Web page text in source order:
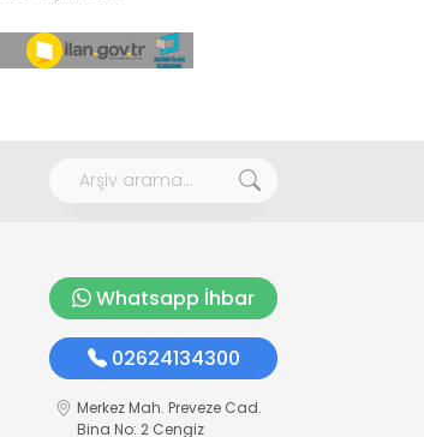
Whatsapp İhbar
02624134300
Merkez Mah. Preveze Cad.
Bina No: 2 Cengiz